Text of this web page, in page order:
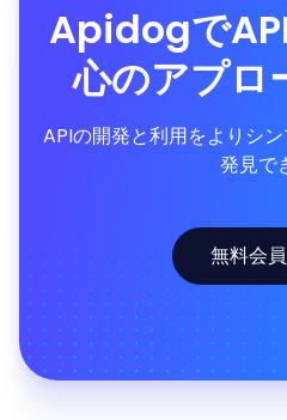
Apidogで
心のアプロ
APIの開発と利用をよりシ
発見で
無料会